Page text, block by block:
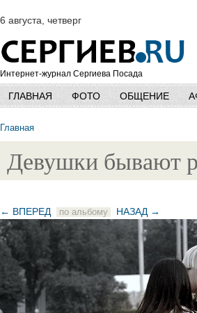
6 августа, четверг
Интернет-журнал Сергиева Посада
ГЛАВНАЯ ФОТО ОБЩЕНИЕ
Главная
Девушки бывают
← ВПЕРЕД по альбому НАЗАД →